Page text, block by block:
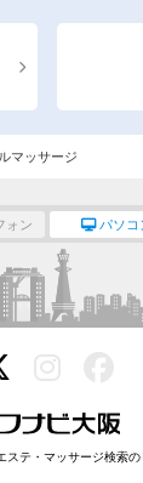
マッサージ
ォン パソコ
テ・マッサージ検索の